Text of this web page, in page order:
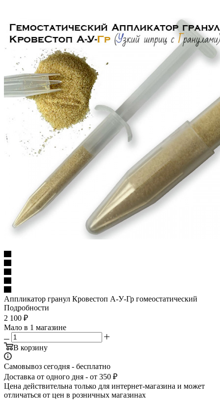
Аппликатор гранул Кровестоп А-У-Гр гомеостатический
Подробности
2 100 ₽
Мало в 1 магазине
В корзину
Самовывоз сегодня - бесплатно
Доставка от одного дня - от 350 ₽
Цена действительна только для интернет-магазина и может
отличаться от цен в розничных магазинах